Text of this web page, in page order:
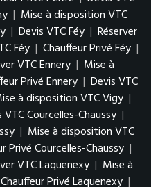
| Mise à disposition VTC
| Devis VTC Féy | Réserver
Féy | Chauffeur Privé Féy |
VTC Ennery | Mise à
Privé Ennery | Devis VTC
à disposition VTC Vigy |
VTC Courcelles-Chaussy |
| Mise à disposition VTC
Privé Courcelles-Chaussy |
VTC Laquenexy | Mise à
Chauffeur Privé Laquenexy |